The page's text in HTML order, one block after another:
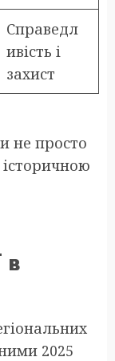
Справедл
ивість і
захист
не просто
в
2025